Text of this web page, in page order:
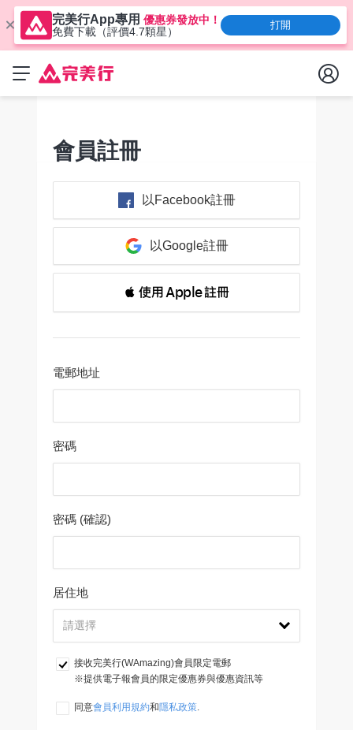
完美行App專用 優惠券發放中！
免費下載（評價4.7顆星）
打開
會員註冊
以Facebook註冊
以Google註冊
 使用 Apple 註冊
電郵地址
密碼
密碼 (確認)
居住地
接收完美行(WAmazing)會員限定電郵
※提供電子報會員的限定優惠券與優惠資訊等
同意會員利用規約和隱私政策.